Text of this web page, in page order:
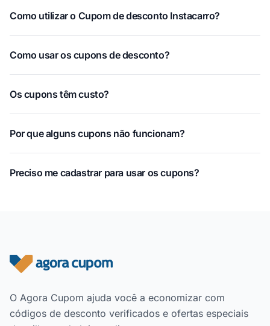
Como utilizar o Cupom de desconto Instacarro?
Como usar os cupons de desconto?
Os cupons têm custo?
Por que alguns cupons não funcionam?
Preciso me cadastrar para usar os cupons?
Rodapé do site
O Agora Cupom ajuda você a economizar com
códigos de desconto verificados e ofertas especiais